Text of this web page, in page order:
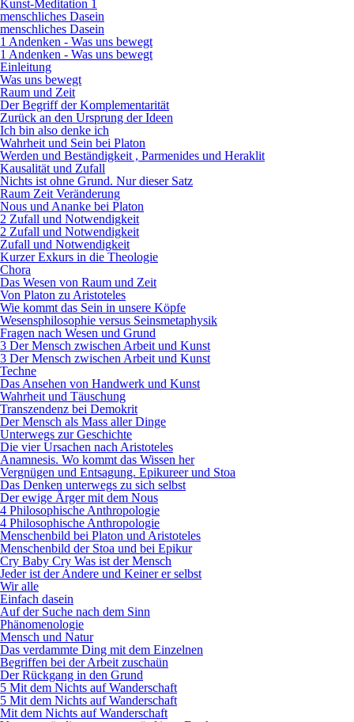
Kunst-Meditation 1
menschliches Dasein
menschliches Dasein
1 Andenken - Was uns bewegt
1 Andenken - Was uns bewegt
Einleitung
Was uns bewegt
Raum und Zeit
Der Begriff der Komplementarität
Zurück an den Ursprung der Ideen
Ich bin also denke ich
Wahrheit und Sein bei Platon
Werden und Beständigkeit , Parmenides und Heraklit
Kausalität und Zufall
Nichts ist ohne Grund. Nur dieser Satz
Raum Zeit Veränderung
Nous und Ananke bei Platon
2 Zufall und Notwendigkeit
2 Zufall und Notwendigkeit
Zufall und Notwendigkeit
Kurzer Exkurs in die Theologie
Chora
Das Wesen von Raum und Zeit
Von Platon zu Aristoteles
Wie kommt das Sein in unsere Köpfe
Wesensphilosophie versus Seinsmetaphysik
Fragen nach Wesen und Grund
3 Der Mensch zwischen Arbeit und Kunst
3 Der Mensch zwischen Arbeit und Kunst
Techne
Das Ansehen von Handwerk und Kunst
Wahrheit und Täuschung
Transzendenz bei Demokrit
Der Mensch als Mass aller Dinge
Unterwegs zur Geschichte
Die vier Ursachen nach Aristoteles
Anamnesis. Wo kommt das Wissen her
Vergnügen und Entsagung. Epikureer und Stoa
Das Denken unterwegs zu sich selbst
Der ewige Ärger mit dem Nous
4 Philosophische Anthropologie
4 Philosophische Anthropologie
Menschenbild bei Platon und Aristoteles
Menschenbild der Stoa und bei Epikur
Cry Baby Cry Was ist der Mensch
Jeder ist der Andere und Keiner er selbst
Wir alle
Einfach dasein
Auf der Suche nach dem Sinn
Phänomenologie
Mensch und Natur
Das verdammte Ding mit dem Einzelnen
Begriffen bei der Arbeit zuschaün
Der Rückgang in den Grund
5 Mit dem Nichts auf Wanderschaft
5 Mit dem Nichts auf Wanderschaft
Mit dem Nichts auf Wanderschaft